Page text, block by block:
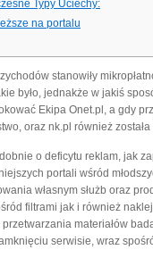
Typy Uciechy:
na portalu
sta­no­wiły
było, jednakże w jakiś
Ekipa Onet.pl, a gdy
oraz nk.pl również
o deficytu reklam, jak
portali wśród
własnym służb oraz
filtrami jak i również
materiałów
serwisie, wraz